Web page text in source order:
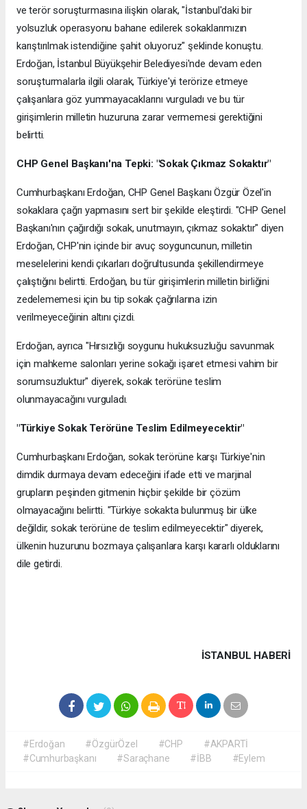
ve terör soruşturmasına ilişkin olarak, "İstanbul'daki bir
yolsuzluk operasyonu bahane edilerek sokaklarımızın
karıştırılmak istendiğine şahit oluyoruz" şeklinde konuştu.
Erdoğan, İstanbul Büyükşehir Belediyesi'nde devam eden
soruşturmalarla ilgili olarak, Türkiye'yi terörize etmeye
çalışanlara göz yummayacaklarını vurguladı ve bu tür
girişimlerin milletin huzuruna zarar vermemesi gerektiğini
belirtti.
CHP Genel Başkanı'na Tepki: "Sokak Çıkmaz Sokaktır"
Cumhurbaşkanı Erdoğan, CHP Genel Başkanı Özgür Özel'in
sokaklara çağrı yapmasını sert bir şekilde eleştirdi. "CHP Genel
Başkanı'nın çağırdığı sokak, unutmayın, çıkmaz sokaktır" diyen
Erdoğan, CHP'nin içinde bir avuç soyguncunun, milletin
meselelerini kendi çıkarları doğrultusunda şekillendirmeye
çalıştığını belirtti. Erdoğan, bu tür girişimlerin milletin birliğini
zedelememesi için bu tip sokak çağrılarına izin
verilmeyeceğinin altını çizdi.
Erdoğan, ayrıca "Hırsızlığı soygunu hukuksuzluğu savunmak
için mahkeme salonları yerine sokağı işaret etmesi vahim bir
sorumsuzluktur" diyerek, sokak terörüne teslim
olunmayacağını vurguladı.
"Türkiye Sokak Terörüne Teslim Edilmeyecektir"
Cumhurbaşkanı Erdoğan, sokak terörüne karşı Türkiye'nin
dimdik durmaya devam edeceğini ifade etti ve marjinal
grupların peşinden gitmenin hiçbir şekilde bir çözüm
olmayacağını belirtti. "Türkiye sokakta bulunmuş bir ülke
değildir, sokak terörüne de teslim edilmeyecektir" diyerek,
ülkenin huzurunu bozmaya çalışanlara karşı kararlı olduklarını
dile getirdi.
İSTANBUL HABERİ
#Erdoğan #ÖzgürÖzel #CHP
#AKPARTİ
#Cumhurbaşkanı
#Saraçhane #İBB #Eylem